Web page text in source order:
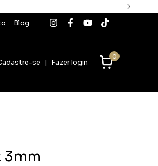
Blog
se | Fazer login
0
3mm